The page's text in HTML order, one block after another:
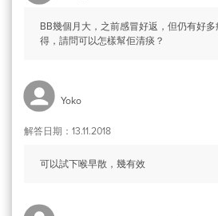
BB幾個月大，之前感冒好返，但仍有好
得，請問可以怎樣幫佢清痰？
Yoko
解答日期：13.11.2018
可以試下喉早散，幾有效